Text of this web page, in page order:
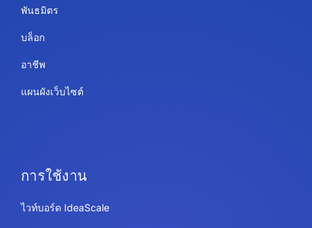
พันธมิตร
บล็อก
อาชีพ
แผนผังเว็บไซต์
การใช้งาน
ไวท์บอร์ด IdeaScale